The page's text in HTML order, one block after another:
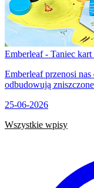
Emberleaf - Taniec
Emberleaf przenosi
odbudowują
25-06-2026
Wszystkie wpisy